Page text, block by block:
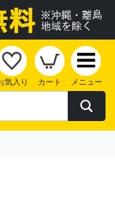
気入り カート メニュー